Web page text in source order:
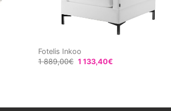
Fotelis Inkoo
1 889,00€ 1 133,40€